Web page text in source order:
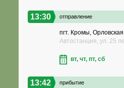
13:30 отправление
пгт. Кромы,
Автостанция, ул. 25
вт, чт, пт, сб
13:42 прибытие